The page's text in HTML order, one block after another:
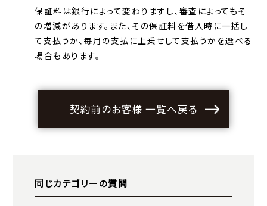
保証料は銀行によって変わりますし、審査によってもそ
の増減があります。また、その保証料を借入時に一括し
て支払うか、毎月の支払に上乗せして支払うかを選べる
場合もあります。
契約前のお客様 一覧へ戻る
同じカテゴリーの質問